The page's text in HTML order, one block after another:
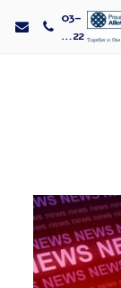
03-
5330022